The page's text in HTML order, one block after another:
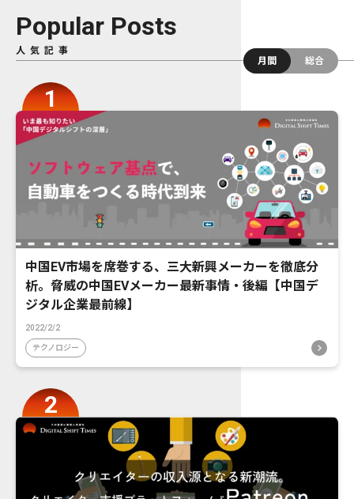
Popular Posts
人気記事
月間
総合
中国EV市場を席巻する、三大新興メーカーを徹底分
析。脅威の中国EVメーカー最新事情・後編【中国デ
ジタル企業最前線】
2022/2/2
テクノロジー